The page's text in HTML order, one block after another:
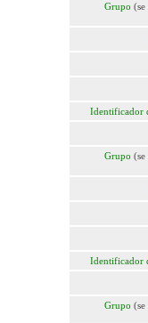
Grupo
Identificador
Grupo
Identificador
Grupo